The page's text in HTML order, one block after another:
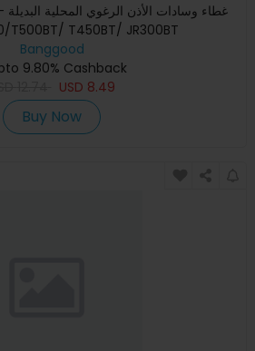
T500BT/ T450BT/ JR300BT
Banggood
9.80% Cashback
USD 8.49
Buy Now